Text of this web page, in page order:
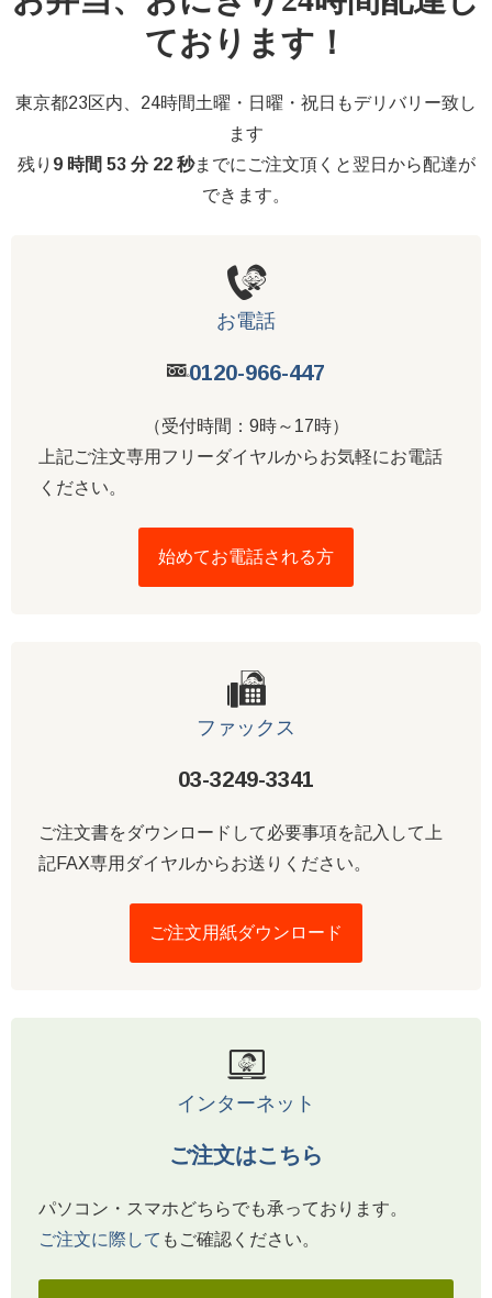
ております！
東京都23区内、24時間土曜・日曜・祝日もデリバリー致し
ます
残り 9 時間 53 分 21 秒までにご注文頂くと翌日から配達が
できます。
お電話
0120-966-447
（受付時間：9時～17時）
上記ご注文専用フリーダイヤルからお気軽にお電話
ください。
始めてお電話される方
ファックス
03-3249-3341
ご注文書をダウンロードして必要事項を記入して上
記FAX専用ダイヤルからお送りください。
ご注文用紙ダウンロード
インターネット
ご注文はこちら
パソコン・スマホどちらでも承っております。
ご注文に際して もご確認ください。